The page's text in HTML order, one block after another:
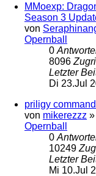
MMoexp:
Season 3
von
Opernball
0
8096
Letzter
Di 23.Jul
priligy
von mikerezzz »
Opernball
0
10249
Letzter
Mi 10.Jul